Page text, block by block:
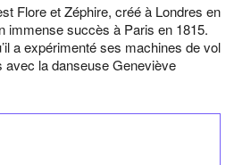
Flore et Zéphire, créé à Londres en
immense succès à Paris en 1815.
a expérimenté ses machines de vol
avec la danseuse Geneviève